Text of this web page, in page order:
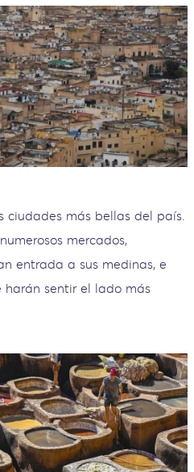
ciudades más bellas del país.
mercados,
entrada a sus medinas, e
harán sentir el lado más